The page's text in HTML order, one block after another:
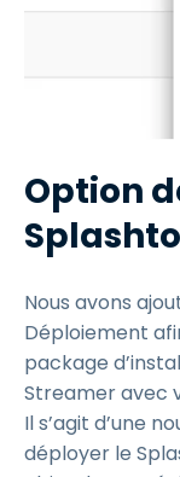
Option
Nous avons
Déploiement
package
Streamer avec
Il s’agit d’une
déployer le